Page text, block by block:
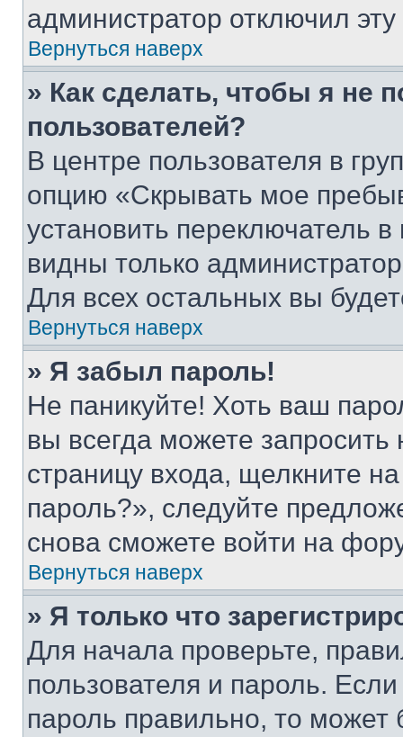
администратор отключил
Вернуться наверх
» Как сделать, чтобы я не
пользователей?
В центре пользователя в
опцию «Скрывать мое
установить переключатель
видны только
Для всех остальных вы
Вернуться наверх
» Я забыл пароль!
Не паникуйте! Хоть ваш
вы всегда можете
страницу входа, щелкните
пароль?», следуйте
снова сможете войти на
Вернуться наверх
» Я только что
Для начала проверьте,
пользователя и пароль.
пароль правильно, то может